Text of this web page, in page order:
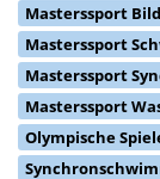
Masterssport
Masterssport
Masterssport
Masterssport
Olympische